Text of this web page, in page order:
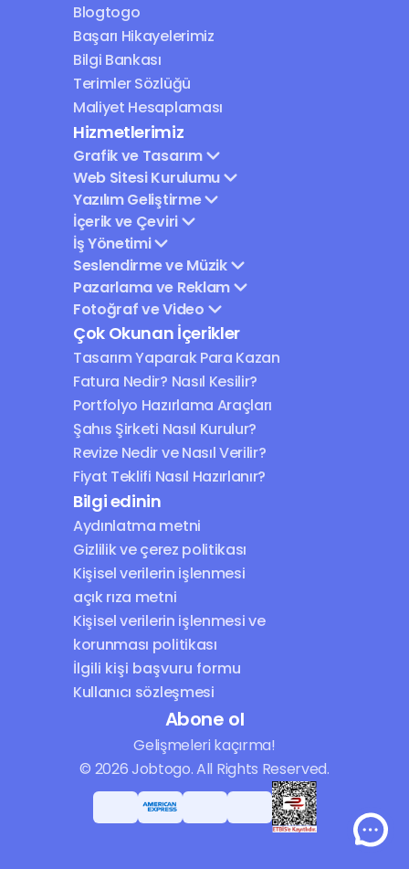
Blogtogo
Başarı Hikayelerimiz
Bilgi Bankası
Terimler Sözlüğü
Maliyet Hesaplaması
Hizmetlerimiz
Grafik ve Tasarım
Web Sitesi Kurulumu
Yazılım Geliştirme
İçerik ve Çeviri
İş Yönetimi
Seslendirme ve Müzik
Pazarlama ve Reklam
Fotoğraf ve Video
Çok Okunan İçerikler
Tasarım Yaparak Para Kazan
Fatura Nedir? Nasıl Kesilir?
Portfolyo Hazırlama Araçları
Şahıs Şirketi Nasıl Kurulur?
Revize Nedir ve Nasıl Verilir?
Fiyat Teklifi Nasıl Hazırlanır?
Bilgi edinin
Aydınlatma metni
Gizlilik ve çerez politikası
Kişisel verilerin işlenmesi
açık rıza metni
Kişisel verilerin işlenmesi ve
korunması politikası
İlgili kişi başvuru formu
Kullanıcı sözleşmesi
© 2026 Jobtogo. All Rights Reserved.
Abone ol
Gelişmeleri kaçırma!